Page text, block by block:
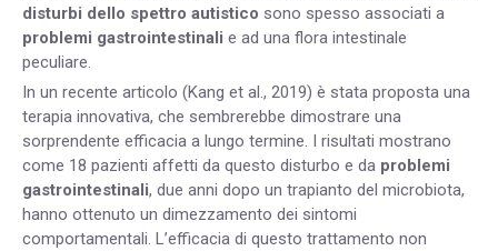
disturbi dello spettro autistico sono spesso associati a
problemi gastrointestinali e ad una flora intestinale
peculiare.
In un recente articolo (Kang et al., 2019) è stata proposta una
terapia innovativa, che sembrerebbe dimostrare una
sorprendente efficacia a lungo termine. I risultati mostrano
come 18 pazienti affetti da questo disturbo e da problemi
gastrointestinali, due anni dopo un trapianto del microbiota,
hanno ottenuto un dimezzamento dei sintomi
comportamentali. L’efficacia di questo trattamento non